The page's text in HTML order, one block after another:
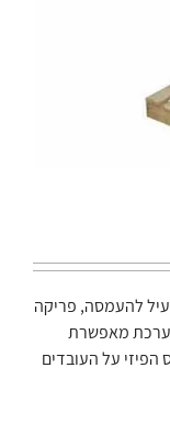
להעמסה, פריקה
מאפשרת
על העובדים